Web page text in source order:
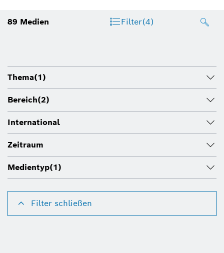
89 Medien Filter(4)
Thema(1)
Bereich(2)
International
Zeitraum
Medientyp(1)
Filter schließen